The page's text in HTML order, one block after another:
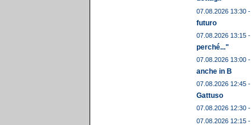
07.08.2026 13:30 -
futuro
07.08.2026 13:15 -
perché..."
07.08.2026 13:00 -
anche in B
07.08.2026 12:45 -
Gattuso
07.08.2026 12:30 -
07.08.2026 12:15 -